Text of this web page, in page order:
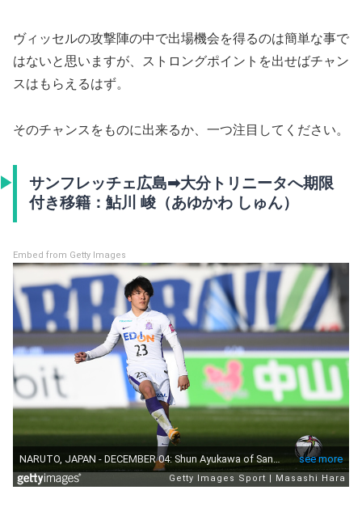
ヴィッセルの攻撃陣の中で出場機会を得るのは簡単な事で
はないと思いますが、ストロングポイントを出せばチャン
スはもらえるはず。
そのチャンスをものに出来るか、一つ注目してください。
サンフレッチェ広島➡大分トリニータへ期限
付き移籍：鮎川 峻（あゆかわ しゅん）
Embed from Getty Images